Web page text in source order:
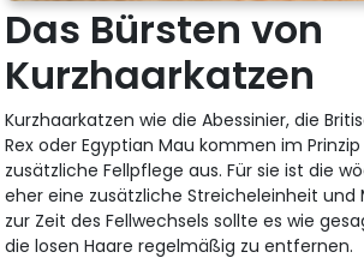
Das Bürsten von
Kurzhaarkatzen
Kurzhaarkatzen wie die Abessinier, die
Rex oder Egyptian Mau kommen im
zusätzliche Fellpflege aus. Für sie ist die
eher eine zusätzliche Streicheleinheit und
zur Zeit des Fellwechsels sollte es wie
die losen Haare regelmäßig zu entfernen.